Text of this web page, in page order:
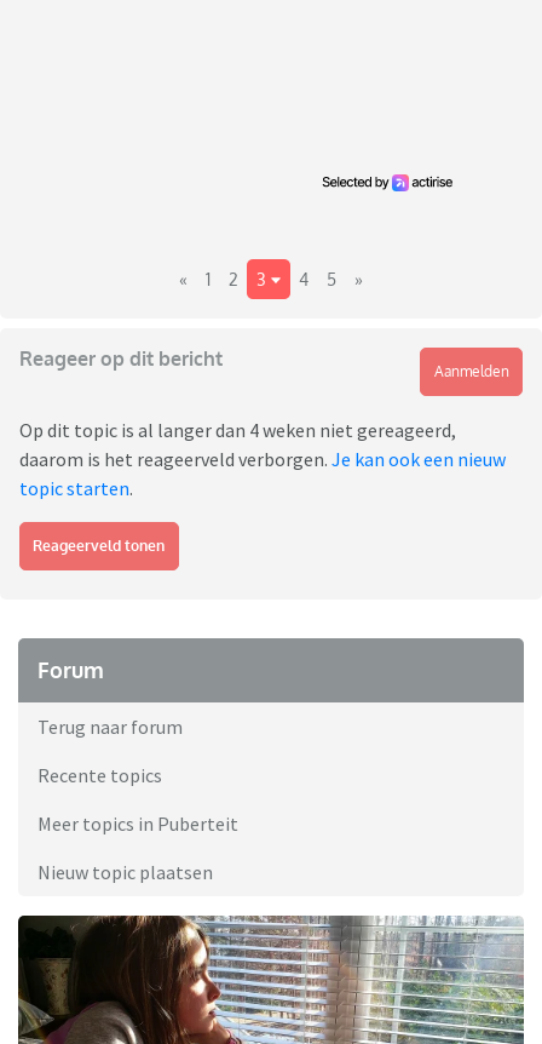
« 1 2 3 4 5 »
Reageer op dit bericht
Aanmelden
Op dit topic is al langer dan 4 weken niet gereageerd,
daarom is het reageerveld verborgen. Je kan ook een nieuw
topic starten.
Reageerveld tonen
Forum
Terug naar forum
Recente topics
Meer topics in Puberteit
Nieuw topic plaatsen